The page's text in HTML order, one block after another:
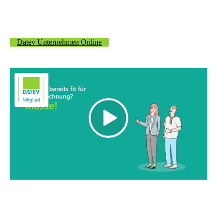
Datev Unternehmen Online